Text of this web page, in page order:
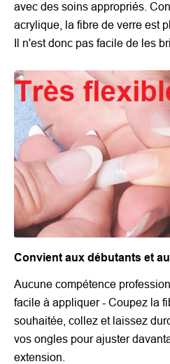
avec des soins appropriés.
acrylique, la fibre de verre est
Il n'est donc pas facile de les
Convient aux débutants et
Aucune compétence
facile à appliquer - Coupez la
souhaitée, collez et laissez
vos ongles pour ajuster
extension.